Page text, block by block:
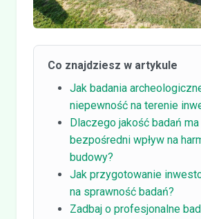
Co znajdziesz w artykule
Jak badania
niepewność na terenie
Dlaczego jakość badań ma
bezpośredni wpływ na
budowy?
Jak przygotowanie
na sprawność badań?
Zadbaj o profesjonalne